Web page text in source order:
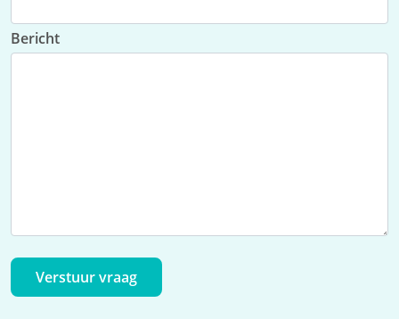
Bericht
Verstuur vraag